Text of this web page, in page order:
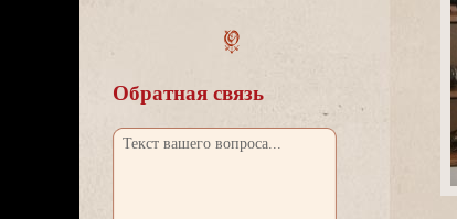
Обратная связь